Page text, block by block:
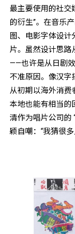
最主要使用的社交
的衍生”。在音乐
图、电影字体设计
片。虽然设计思路
——也许是从日剧
不准原因。像汉字
从初期以海外消费
本地也能有相当的
清作为唱片公司的
颖自嘲：“我猜很